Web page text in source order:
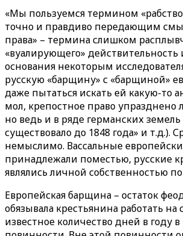
«Мы пользуемся термином
точно и правдиво передающим
права» – термина слишком
«вуалирующего»
основания некоторым
русскую «барщину» с «барщиной»
даже пытаться искать ей какую-то
мол, крепостное право упразднено
но ведь и в ряде германских
существовало до 1848 года» и т.д.).
немыслимо. Вассальные
принадлежали поместью, русские
являлись личной собственностью
Европейская барщина – остаток
обязывала крестьянина работать на
известное количество дней в году